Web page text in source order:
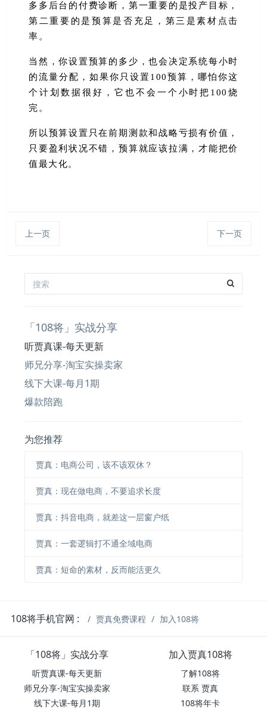
多多后台的付费诊断，第一重要的是投产目标，
第二重要的是预算是否充足，第三是素材点击
率。
当然，你设置预算的多少，也会决定系统每小时
的流量分配，如果你只设置100预算，哪怕你这
个计划数据很好，它也不会一个小时把100烧
完。
所以预算设置只在前期测款和战略亏损有价值，
只要盈利状况不错，预算就应该拉满，才能把价
值最大化。
上一页 下一页
「108将」实战分享
听贾真课-每天更新
师兄分享-淘宝实操卖家
线下大课-每月1期
爆款陪跑
为您推荐
贾真：电商公司，该不该双休？
贾真：现在做电商，不要追求长度
贾真：抖音电商，就差这一层窗户纸
贾真：一套逻辑打不通全域电商
贾真：短命的素材，反而能活更久
108将手机官网 : 贾真免费课程 加入108将
「108将」实战分享
听贾真课-每天更新
师兄分享-淘宝实操卖家
线下大课-每月1期
加入贾真108将
了解108将
联系 贾真
108将年卡